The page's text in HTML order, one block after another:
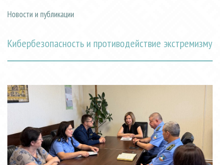
Новости и публикации
Кибербезопасность и противодействие экстремизму